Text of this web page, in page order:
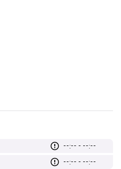
--:-- - --:--
--:-- - --:--